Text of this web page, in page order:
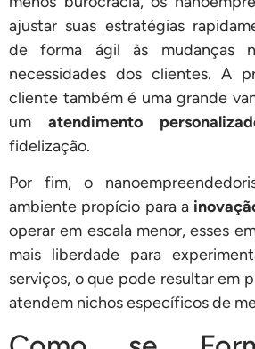
ajustar suas estratégias
de forma ágil às mudanças
necessidades dos clientes. A
cliente também é uma grande
um atendimento
fidelização.
Por fim, o
ambiente propício para a
operar em escala menor, esses
mais liberdade para
serviços, o que pode resultar em
atendem nichos específicos de